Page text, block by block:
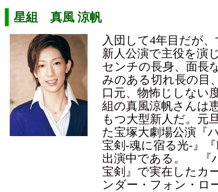
星組 真風 涼帆
入団して4年目だが
新人公演で主役を演
センチの長身、面長
みのある切れ長の目
口元、物怖じしない
組の真風涼帆さんは
もつ大型新人だ。元
た宝塚大劇場公演『
宝剣-魂に宿る光-』
出演中である。 『
宝剣』で実在したカ
ンダー・フォン・ロ